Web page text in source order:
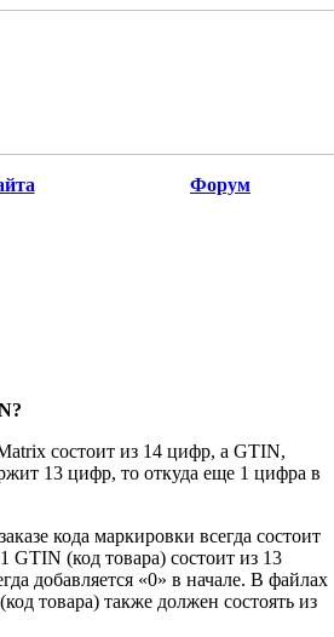
Форум
состоит из 14 цифр, а GTIN,
13 цифр, то откуда еще 1 цифра в
кода маркировки всегда состоит
GTIN (код товара) состоит из 13
добавляется «0» в начале. В файлах
товара) также должен состоять из